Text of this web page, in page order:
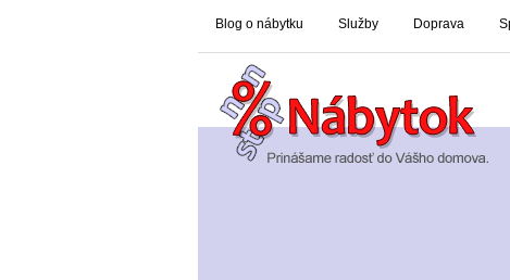
Blog o nábytku Služby Doprava